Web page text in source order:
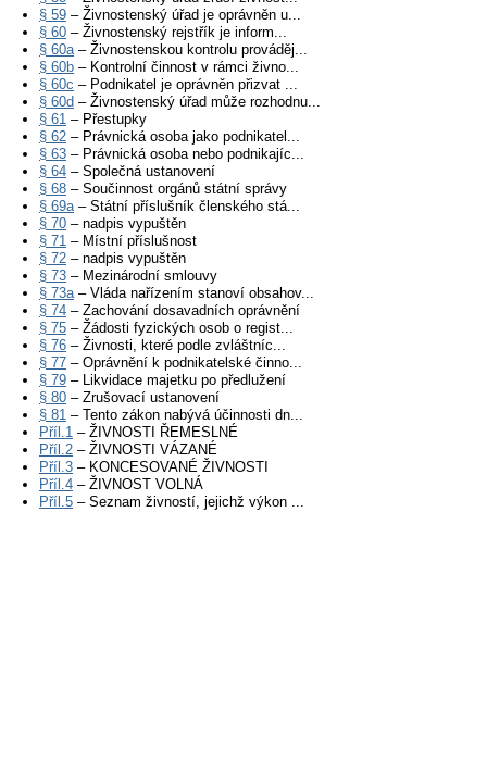
§ 59 – Živnostenský úřad je oprávněn u...
§ 60 – Živnostenský rejstřík je inform...
§ 60a– Živnostenskou kontrolu prováděj...
§ 60b – Kontrolní činnost v rámci živno...
§ 60c – Podnikatel je oprávněn přizvat ...
§ 60d – Živnostenský úřad může rozhodnu...
§ 61 – Přestupky
§ 62 – Právnická osoba jako podnikatel...
§ 63 – Právnická osoba nebo podnikajíc...
§ 64 – Společná ustanovení
§ 68 – Součinnost orgánů státní správy
§ 69a– Státní příslušník členského stá...
§ 70 – nadpis vypuštěn
§ 71 – Místní příslušnost
§ 72 – nadpis vypuštěn
§ 73 – Mezinárodní smlouvy
§ 73a– Vláda nařízením stanoví obsahov...
§ 74 – Zachování dosavadních oprávnění
§ 75 – Žádosti fyzických osob o regist...
§ 76 – Živnosti, které podle zvláštníc...
§ 77 – Oprávnění k podnikatelské činno...
§ 79 – Likvidace majetku po předlužení
§ 80 – Zrušovací ustanovení
§ 81 – Tento zákon nabývá účinnosti dn...
Příl.1 – ŽIVNOSTI ŘEMESLNÉ
Příl.2 – ŽIVNOSTI VÁZANÉ
Příl.3 – KONCESOVANÉ ŽIVNOSTI
Příl.4 – ŽIVNOST VOLNÁ
Příl.5 – Seznam živností, jejichž výkon ...